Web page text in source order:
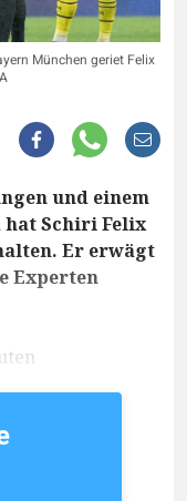
München geriet Felix
und einem
Schiri Felix
Er erwägt
Experten